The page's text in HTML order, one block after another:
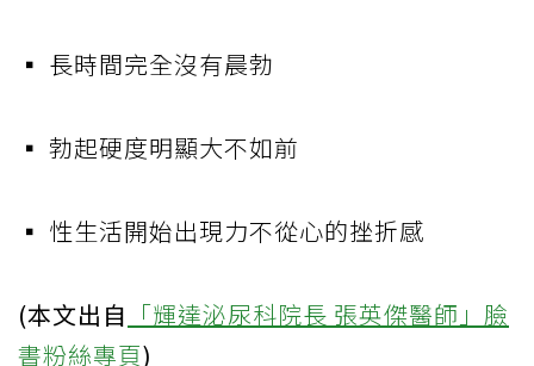
▪️ 長時間完全沒有晨勃
▪️ 勃起硬度明顯大不如前
▪️ 性生活開始出現力不從心的挫折感
(本文出自 「輝達泌尿科院長 張英傑醫師」臉
書粉絲專頁)